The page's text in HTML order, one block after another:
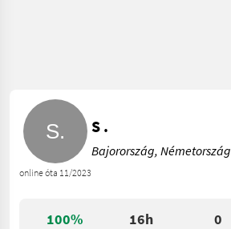
100% 16h 0
online óta 11/2023
S .
Bajorország, Németország